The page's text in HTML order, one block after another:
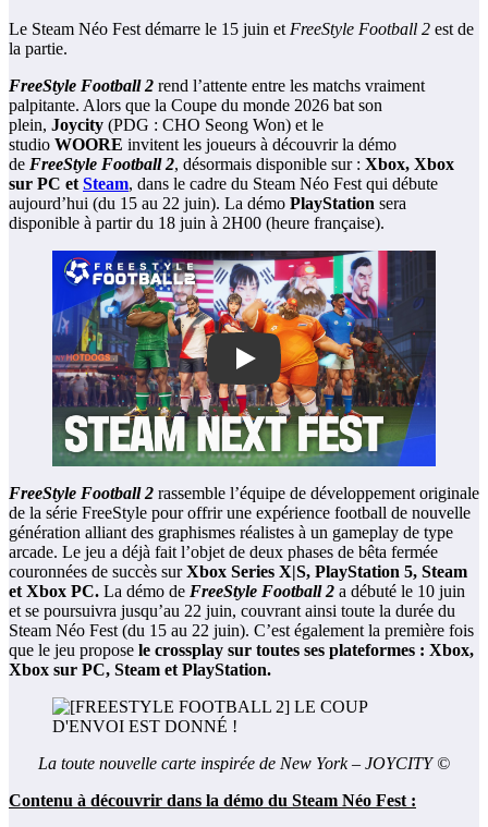
Le Steam Néo Fest démarre le 15 juin etFreeStyle Football 2 est de
la partie.
FreeStyle Football 2 rend l’attente entre les matchs vraiment
palpitante. Alors que la Coupe du monde 2026 bat son
plein, Joycity (PDG : CHO Seong Won) et le
studio WOORE invitent les joueurs à découvrir la démo
de FreeStyle Football 2, désormais disponible sur : Xbox, Xbox
sur PC etSteam, dans le cadre du Steam Néo Fest qui débute
aujourd’hui (du 15 au 22 juin). La démo PlayStation sera
disponible à partir du 18 juin à 2H00 (heure française).
Play
FreeStyle Football 2 rassemble l’équipe de développement originale
de la série FreeStyle pour offrir une expérience football de nouvelle
génération alliant des graphismes réalistes à un gameplay de type
arcade. Le jeu a déjà fait l’objet de deux phases de bêta fermée
couronnées de succès surXbox Series X|S, PlayStation 5, Steam
et Xbox PC. La démo de FreeStyle Football 2 a débuté le 10 juin
et se poursuivra jusqu’au 22 juin, couvrant ainsi toute la durée du
Steam Néo Fest (du 15 au 22 juin). C’est également la première fois
que le jeu propose le crossplay sur toutes ses plateformes : Xbox,
Xbox sur PC, Steam et PlayStation.
La toute nouvelle carte inspirée de New York – JOYCITY ©
Contenu à découvrir dans la démo du Steam Néo Fest :